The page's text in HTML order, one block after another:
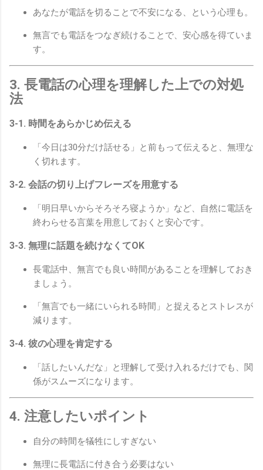
あなたが電話を切ることで不安になる、という心理も。
無言でも電話をつなぎ続けることで、安心感を得ていま
す。
3. 長電話の心理を理解した上での対処
法
3-1. 時間をあらかじめ伝える
「今日は30分だけ話せる」と前もって伝えると、無理な
く切れます。
3-2. 会話の切り上げフレーズを用意する
「明日早いからそろそろ寝ようか」など、自然に電話を
終わらせる言葉を用意しておくと安心です。
3-3. 無理に話題を続けなくてOK
長電話中、無言でも良い時間があることを理解しておき
ましょう。
「無言でも一緒にいられる時間」と捉えるとストレスが
減ります。
3-4. 彼の心理を肯定する
「話したいんだな」と理解して受け入れるだけでも、関
係がスムーズになります。
4. 注意したいポイント
自分の時間を犠牲にしすぎない
無理に長電話に付き合う必要はない